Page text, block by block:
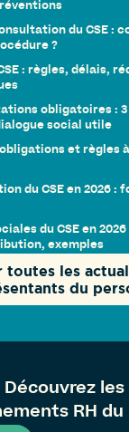
du CSE :
?
: règles, délais,
obligatoires :
social utile
obligations et règles
du CSE en 2026 :
du CSE en
exemples
toutes les
du
Découvrez les
RH du